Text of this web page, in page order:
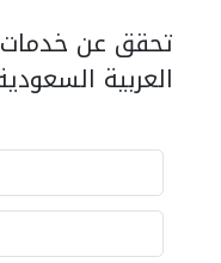
تحقق عن
العربية